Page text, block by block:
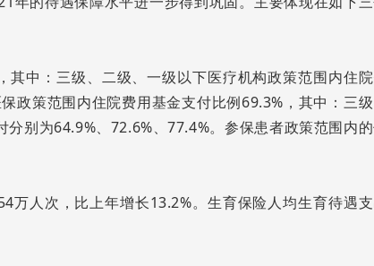
中：三级、二级、一级以下医疗机构政策范围内住
政策范围内住院费用基金支付比例69.3%，其中：三级
别为64.9%、72.6%、77.4%。参保患者政策范围内
万人次，比上年增长13.2%。生育保险人均生育待遇支